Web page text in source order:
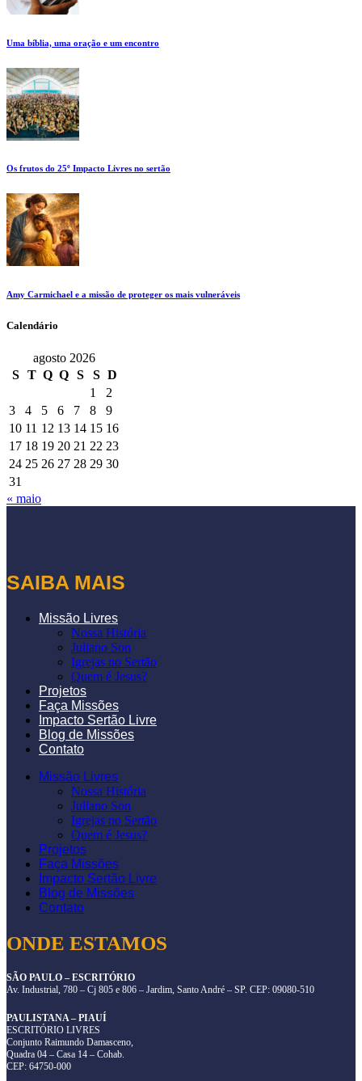
Uma bíblia, uma oração e um encontro
Os frutos do 25º Impacto Livres no sertão
Amy Carmichael e a missão de proteger os mais vulneráveis
Calendário
agosto 2026
S
T Q Q S S D
1
2
3
4 5 6 7 8
9
10 11 12 13 14 15 16
17 18 19 20 21 22 23
24 25 26 27 28 29 30
31
« maio
SAIBA MAIS
Missão Livres
Nossa História
Juliano Son
Igrejas no Sertão
Quem é Jesus?
Projetos
Faça Missões
Impacto Sertão Livre
Blog de Missões
Contato
Missão Livres
Nossa História
Juliano Son
Igrejas no Sertão
Quem é Jesus?
Projetos
Faça Missões
Impacto Sertão Livre
Blog de Missões
Contato
ONDE ESTAMOS
SÃO PAULO – ESCRITÓRIO
Av. Industrial, 780 – Cj 805 e 806 – Jardim, Santo André – SP. CEP: 09080-510
PAULISTANA – PIAUÍ
ESCRITÓRIO LIVRES
Conjunto Raimundo Damasceno,
Quadra 04 – Casa 14 – Cohab.
CEP: 64750-000